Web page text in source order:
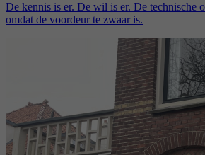
De kennis is er. De wil is er. De technische
omdat de voordeur te zwaar is.